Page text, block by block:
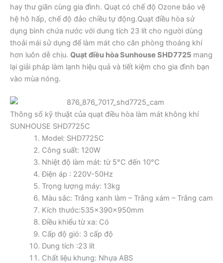
hay thư giãn cùng gia đình. Quạt có chế độ Ozone bảo vệ
hệ hô hấp, chế độ đảo chiều tự động.Quạt điều hòa sử
dụng bình chứa nước với dung tích 23 lít cho người dùng
thoải mái sử dụng để làm mát cho căn phòng thoáng khí
hơn luôn dễ chịu. Quạt điều hòa Sunhouse SHD7725 mang
lại giải pháp làm lạnh hiệu quả và tiết kiệm cho gia đình bạn
vào mùa nóng.
Thông số kỹ thuật của quạt điều hòa làm mát không khí
SUNHOUSE SHD7725C
Model: SHD7725C
Công suất: 120W
Nhiệt độ làm mát: từ 5°C đến 10°C
Điện áp : 220V-50Hz
Trọng lượng máy: 13kg
Màu sắc: Trắng xanh làm – Trắng xám – Trắng cam
Kích thước:535x390x950mm
Điều khiểu từ xa: Có
Cấp độ gió: 3 cấp độ
Dung tích :23 lít
Chất liệu khung: Nhựa ABS